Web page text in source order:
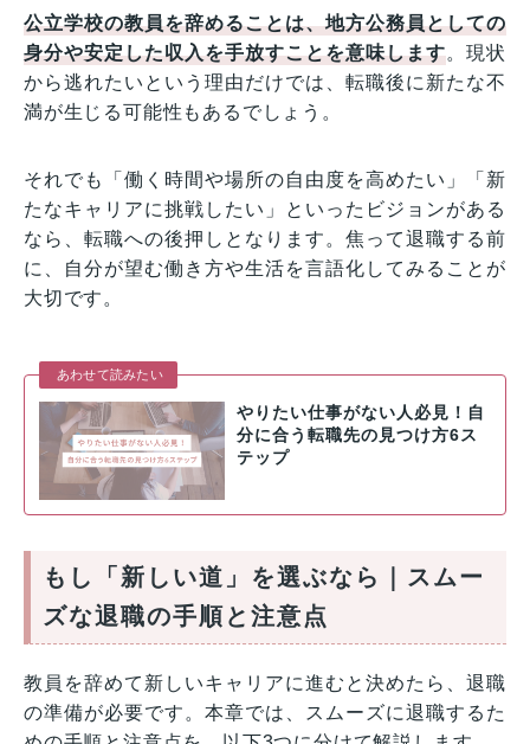
公立学校の教員を辞めることは、地方公務員としての
身分や安定した収入を手放すことを意味します。現状
から逃れたいという理由だけでは、転職後に新たな不
満が生じる可能性もあるでしょう。
それでも「働く時間や場所の自由度を高めたい」「新
たなキャリアに挑戦したい」といったビジョンがある
なら、転職への後押しとなります。焦って退職する前
に、自分が望む働き方や生活を言語化してみることが
大切です。
あわせて読みたい
やりたい仕事がない人必見！自
分に合う転職先の見つけ方6ス
テップ
もし「新しい道」を選ぶなら｜スムー
ズな退職の手順と注意点
教員を辞めて新しいキャリアに進むと決めたら、退職
の準備が必要です。本章では、スムーズに退職するた